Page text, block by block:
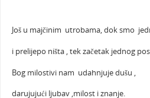
Još u majčinim utrobama, dok smo
i prelijepo ništa , tek začetak jednog
Bog milostivi nam udahnjuje dušu ,
darujujući ljubav ,milost i znanje.